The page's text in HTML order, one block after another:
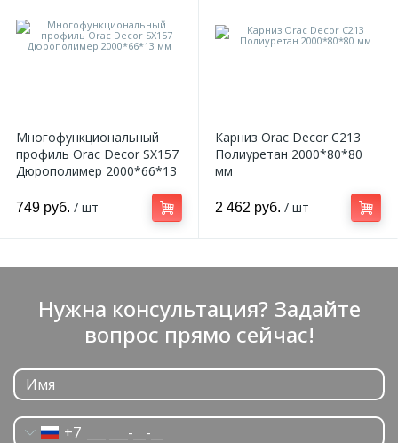
Многофункциональный
профиль Orac Decor SX157
Дюрополимер 2000*66*13
749 руб. / шт
Карниз Orac Decor C213
Полиуретан 2000*80*80
мм
2 462 руб. / шт
Нужна консультация? Задайте
вопрос прямо сейчас!
+7